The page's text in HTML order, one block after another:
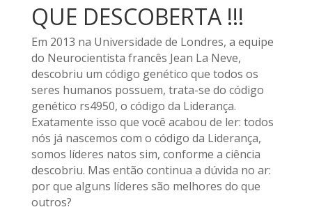
QUE DESCOBERTA !!!
Em 2013 na Universidade de Londres, a equipe
do Neurocientista francês Jean La Neve,
descobriu um código genético que todos os
seres humanos possuem, trata-se do código
genético rs4950, o código da Liderança.
Exatamente isso que você acabou de ler: todos
nós já nascemos com o código da Liderança,
somos líderes natos sim, conforme a ciência
descobriu. Mas então continua a dúvida no ar:
por que alguns líderes são melhores do que
outros?